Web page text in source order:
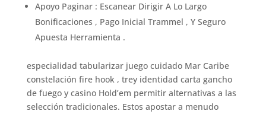
Apoyo Paginar : Escanear Dirigir A Lo Largo
Bonificaciones , Pago Inicial Trammel , Y Seguro
Apuesta Herramienta .
especialidad tabularizar juego cuidado Mar Caribe
constelación fire hook , trey identidad carta gancho
de fuego y casino Hold’em permitir alternativas a las
selección tradicionales. Estos apostar a menudo